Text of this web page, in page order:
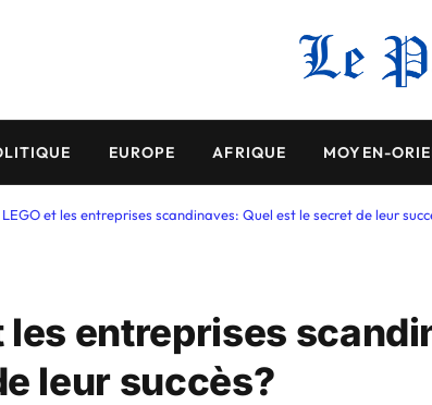
EUROPE AFRIQUE MOYEN-
LEGO et les entreprises scandinaves: Quel est le secret de leur
les entreprises
leur succès?